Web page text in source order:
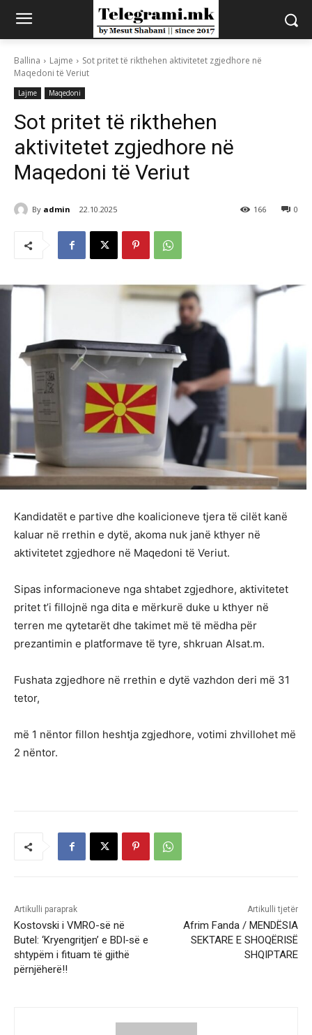
Ballina Lajme
Sot pritet të rikthehen aktivitetet zgjedhore në
Maqedoni të Veriut
Lajme Maqedoni
Sot pritet të rikthehen
aktivitetet zgjedhore në
Maqedoni të Veriut
By admin 22.10.2025 0
166
Kandidatët e partive dhe koalicioneve tjera të cilët kanë
kaluar në rrethin e dytë, akoma nuk janë kthyer në
aktivitetet zgjedhore në Maqedoni të Veriut.
Sipas informacioneve nga shtabet zgjedhore, aktivitetet
pritet t’i fillojnë nga dita e mërkurë duke u kthyer në
terren me qytetarët dhe takimet më të mëdha për
prezantimin e platformave të tyre, shkruan Alsat.m.
Fushata zgjedhore në rrethin e dytë vazhdon deri më 31
tetor,
më 1 nëntor fillon heshtja zgjedhore, votimi zhvillohet më
2 nëntor.
Artikulli paraprak
Kostovski i VMRO-së në
Butel: ‘Kryengritjen’ e BDI‑së e
shtypëm i fituam të gjithë
përnjëherë!!
Artikulli tjetër
Afrim Fanda / MENDËSIA
SEKTARE E SHOQËRISË
SHQIPTARE